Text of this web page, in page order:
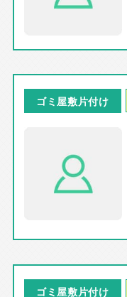
ゴミ屋敷片付け
ゴミ屋敷片付け